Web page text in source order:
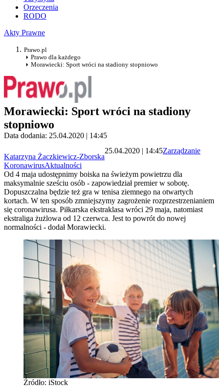
Orzeczenia
RODO
Akty Prawne
Prawo.pl
Prawo dla każdego
Morawiecki: Sport wróci na stadiony stopniowo
Morawiecki: Sport wróci na stadiony
stopniowo
Data dodania: 25.04.2020 | 14:45
Katarzyna Żaczkiewicz-Zborska
25.04.2020 | 14:45Zarządzanie
KoronawirusAktualności
Od 4 maja udostępnimy boiska na świeżym powietrzu dla
maksymalnie sześciu osób - zapowiedział premier w sobotę.
Dopuszczalna będzie też gra w tenisa ziemnego na otwartych
kortach. W ten sposób zmniejszymy zagrożenie rozprzestrzenianiem
się coronawirusa. Piłkarska ekstraklasa wróci 29 maja, natomiast
ekstraliga żużlowa od 12 czerwca. Jest to powrót do nowej
normalności - dodał Morawiecki.
Źródło: iStock